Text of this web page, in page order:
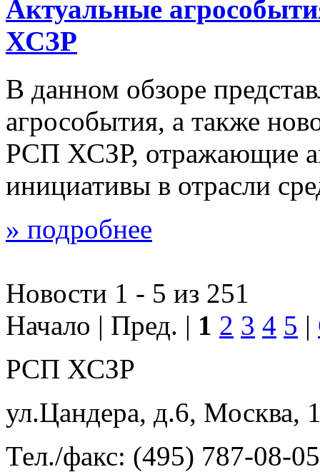
Актуальные
ХСЗР
В данном обзоре
агрособытия, а также
РСП ХСЗР, отражающие
инициативы в отрасли
» подробнее
Новости 1 - 5 из 251
Начало | Пред. | 1 2 3 4 5 |
РСП ХСЗР
ул.Цандера, д.6, Москва,
Тел./факс: (495) 787-08-05